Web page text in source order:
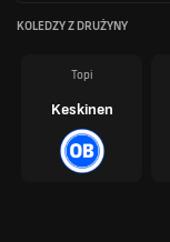
KOLEDZY Z DRUŻYNY
Topi
Keskinen